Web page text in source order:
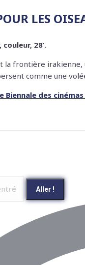
LES
28’.
la frontière
comme une
Biennale des